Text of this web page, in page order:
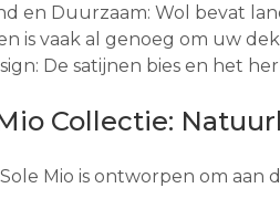
en Duurzaam: Wol bevat
is vaak al genoeg om uw
De satijnen bies en het
Collectie:
Mio is ontworpen om aan